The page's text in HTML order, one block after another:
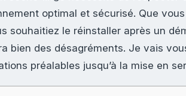
optimal et sécurisé. Que
souhaitiez le réinstaller après un
bien des désagréments. Je vais
préalables jusqu’à la mise en